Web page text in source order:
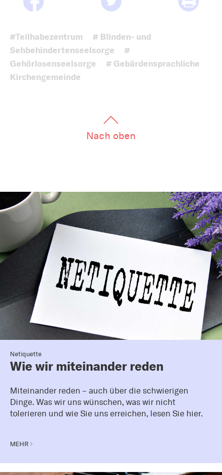
#Teilhabezentrum
# Blinden- und
Sehbehindertenseelsorge
#
Gehörlosenseelsorge
# Gebärdensprachliche
Kirchengemeinde
Nach oben
Netiquette
Wie wir miteinander reden
Miteinander reden – auch über die schwierigen
Dinge. Was wir uns wünschen, was wir nicht
tolerieren und wie Sie uns erreichen, lesen Sie hier.
MEHR